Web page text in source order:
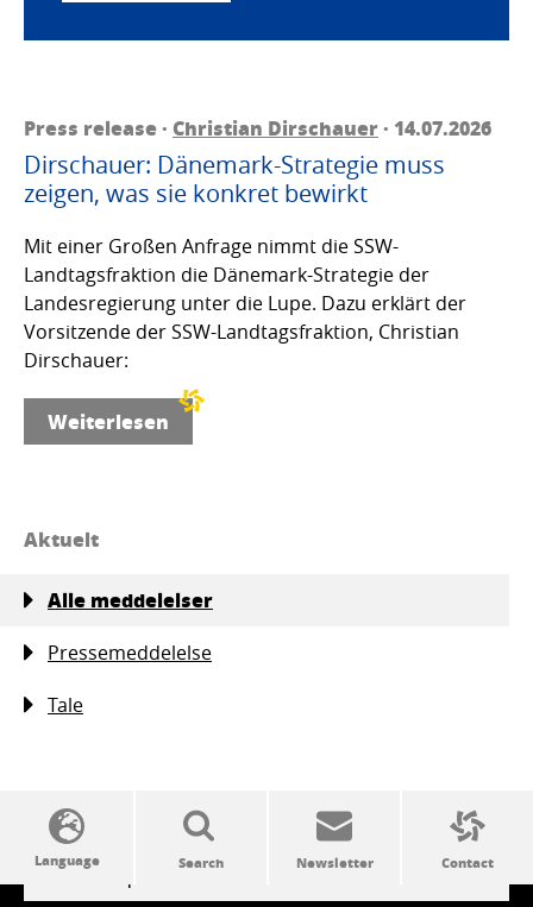
Press release · Christian Dirschauer· 14.07.2026
Dirschauer: Dänemark-Strategie muss
zeigen, was sie konkret bewirkt
Mit einer Großen Anfrage nimmt die SSW-
Landtagsfraktion die Dänemark-Strategie der
Landesregierung unter die Lupe. Dazu erklärt der
Vorsitzende der SSW-Landtagsfraktion, Christian
Dirschauer:
Weiterlesen
Aktuelt
Alle meddelelser
Pressemeddelelse
Tale
SSW politics from A to Z